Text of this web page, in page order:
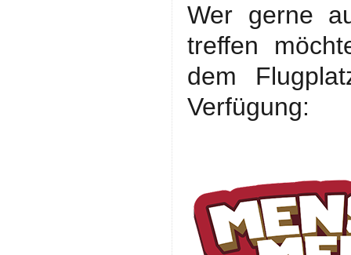
Wer gerne
treffen
dem
Verfügung: